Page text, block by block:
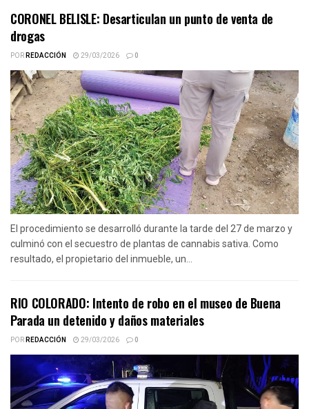
CORONEL BELISLE: Desarticulan un punto de venta de
drogas
PORREDACCIÓN 29/03/2026 0
El procedimiento se desarrolló durante la tarde del 27 de marzo y
culminó con el secuestro de plantas de cannabis sativa. Como
resultado, el propietario del inmueble, un...
RIO COLORADO: Intento de robo en el museo de Buena
Parada un detenido y daños materiales
PORREDACCIÓN 29/03/2026 0